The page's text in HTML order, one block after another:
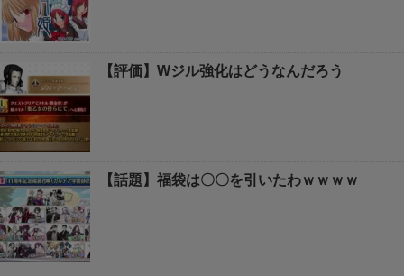
【評価】Wジル強化はどうなんだろう
【話題】福袋は〇〇を引いたわｗｗｗｗ